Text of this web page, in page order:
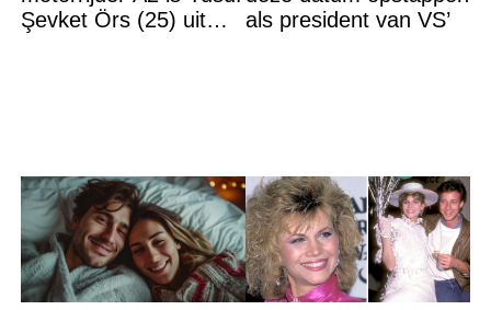
Şevket Örs (25) uit
als president van VS’